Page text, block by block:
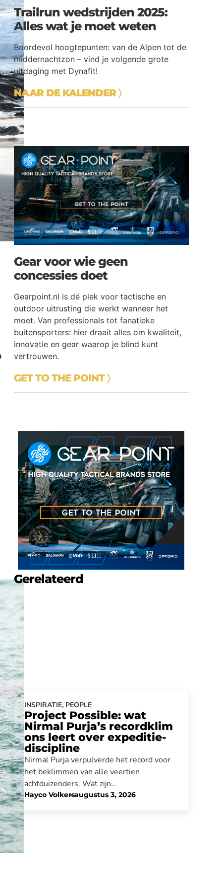
Trailrun wedstrijden 2025:
Alles wat je moet weten
Boordevol hoogtepunten: van de Alpen tot de
middernachtzon – vind je volgende grote
uitdaging met Dynafit!
NAAR DE KALENDER〉
Gear voor wie geen
concessies doet
Gearpoint.nl is dé plek voor tactische en
outdoor uitrusting die werkt wanneer het
moet. Van professionals tot fanatieke
buitensporters: hier draait alles om kwaliteit,
innovatie en gear waarop je blind kunt
vertrouwen.
GET TO THE POINT 〉
Gerelateerd
INSPIRATIE, PEOPLE
Project Possible: wat
Nirmal Purja’s recordklim
ons leert over expeditie-
discipline
Nirmal Purja verpulverde het record voor
het beklimmen van alle veertien
achtduizenders. Wat zijn…
Hayco Volkers
- augustus 3, 2026